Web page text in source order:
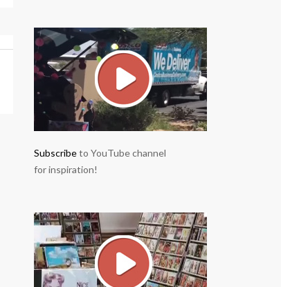
Subscribeto YouTube channel
for inspiration!